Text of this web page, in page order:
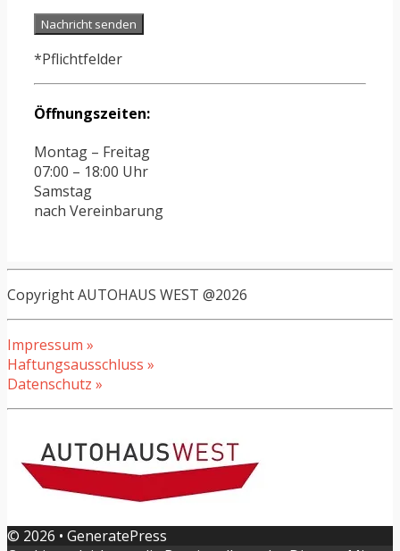
*Pflichtfelder
Öffnungszeiten:
Montag – Freitag
07:00 – 18:00 Uhr
Samstag
nach Vereinbarung
Copyright AUTOHAUS WEST @2026
Impressum »
Haftungsausschluss »
Datenschutz »
© 2026 • GeneratePress